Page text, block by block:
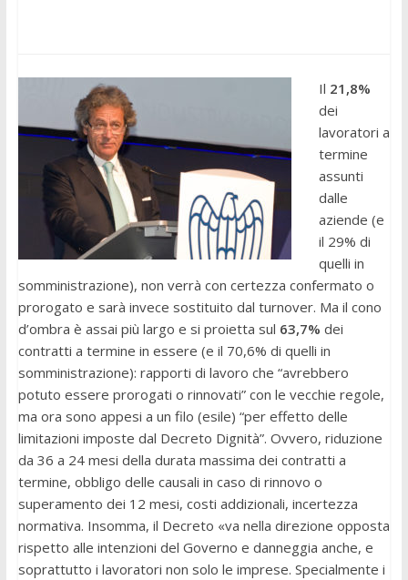
Il 21,8%
dei
lavoratori a
termine
assunti
dalle
aziende (e
il 29% di
quelli in
somministrazione), non verrà con certezza confermato o
prorogato e sarà invece sostituito dal turnover. Ma il cono
d’ombra è assai più largo e si proietta sul 63,7% dei
contratti a termine in essere (e il 70,6% di quelli in
somministrazione): rapporti di lavoro che “avrebbero
potuto essere prorogati o rinnovati” con le vecchie regole,
ma ora sono appesi a un filo (esile) “per effetto delle
limitazioni imposte dal Decreto Dignità”. Ovvero, riduzione
da 36 a 24 mesi della durata massima dei contratti a
termine, obbligo delle causali in caso di rinnovo o
superamento dei 12 mesi, costi addizionali, incertezza
normativa. Insomma, il Decreto «va nella direzione opposta
rispetto alle intenzioni del Governo e danneggia anche, e
soprattutto i lavoratori non solo le imprese. Specialmente i